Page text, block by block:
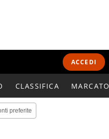
ACCEDI
CLASSIFICA
preferite